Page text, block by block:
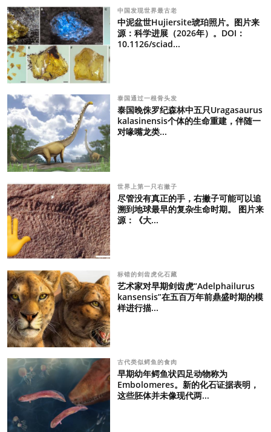
中国发现世界最古老
中泥盆世Hujiersite琥珀照片。图片来
源：科学进展（2026年）。DOI：
10.1126/sciad...
泰国通过一根骨头发
泰国晚侏罗纪森林中五只Uragasaurus
kalasinensis个体的生命重建，伴随一
对喙嘴龙类...
世界上第一只右撇子
尽管没有真正的手，右撇子可能可以追
溯到地球最早的复杂生命时期。 图片来
源：《大...
标错的剑齿虎化石藏
艺术家对早期剑齿虎“Adelphailurus
kansensis”在五百万年前鼎盛时期的模
样进行描...
古代类似鳄鱼的食肉
早期幼年鳄鱼状四足动物称为
Embolomeres。新的化石证据表明，
这些胚体并未像现代两...